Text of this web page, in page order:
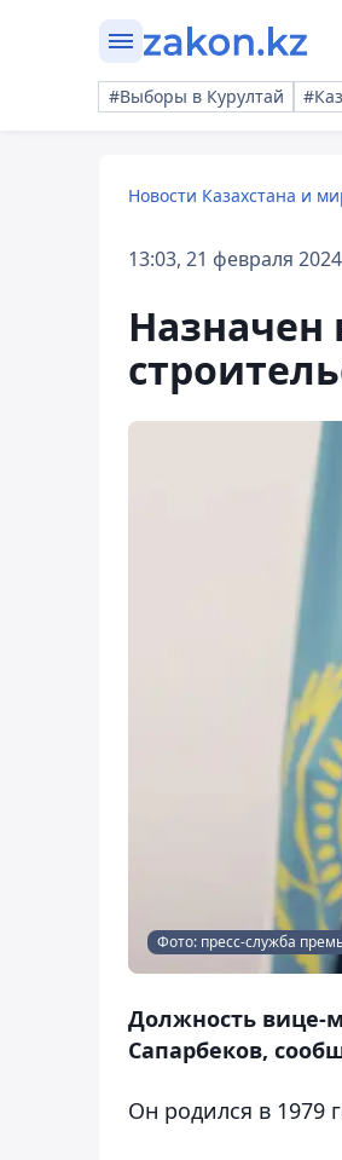
#Выборы в Курултай
Новости Казахстана и
13:03, 21 февраля 2024
Фото: пресс-служба
Должность вице-
Сапарбеков,
Он родился в 1979